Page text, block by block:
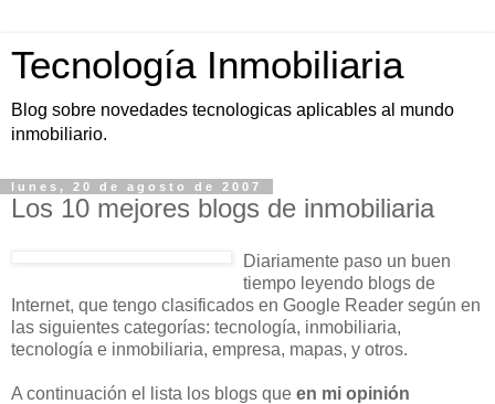
Tecnología Inmobiliaria
Blog sobre novedades tecnologicas aplicables al mundo
inmobiliario.
lunes, 20 de agosto de 2007
Los 10 mejores blogs de inmobiliaria
Diariamente paso un buen
tiempo leyendo blogs de
Internet, que tengo clasificados en Google Reader según en
las siguientes categorías: tecnología, inmobiliaria,
tecnología e inmobiliaria, empresa, mapas, y otros.
A continuación el lista los blogs que en mi opinión